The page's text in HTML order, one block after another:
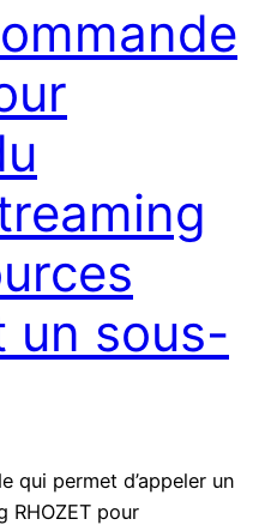
un sous-
qui permet d’appeler un
RHOZET pour